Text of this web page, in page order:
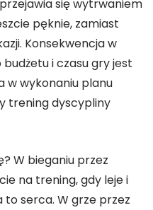
się wytrwaniem
pęknie, zamiast
Konsekwencja w
i czasu gry jest
w wykonaniu planu
trening dyscypliny
W bieganiu przez
na trening, gdy leje i
to serca. W grze przez